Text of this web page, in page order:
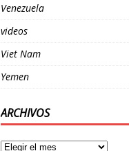
Venezuela
videos
Viet Nam
Yemen
ARCHIVOS